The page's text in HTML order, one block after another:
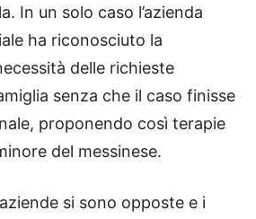
In un solo caso l’azienda
ha riconosciuto la
delle richieste
senza che il caso finisse
proponendo così terapie
del messinese.
si sono opposte e i